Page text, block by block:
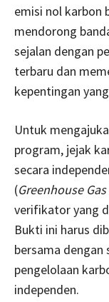
emisi nol karbon
mendorong
sejalan dengan
terbaru dan
kepentingan
Untuk
program, jejak
secara
(Greenhouse
verifikator yang
Bukti ini harus
bersama dengan
pengelolaan
independen.